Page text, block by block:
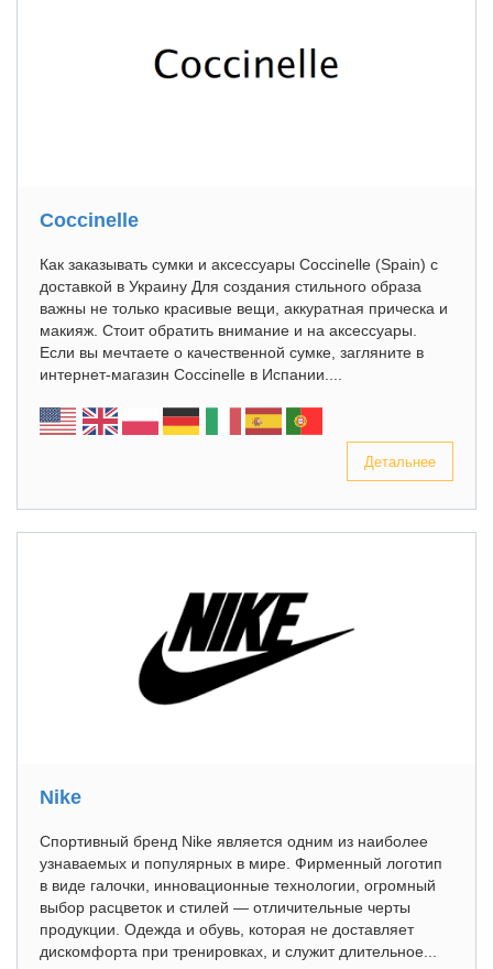
Coccinelle
Как заказывать сумки и аксессуары Coccinelle (Spain) с
доставкой в Украину Для создания стильного образа
важны не только красивые вещи, аккуратная прическа и
макияж. Стоит обратить внимание и на аксессуары.
Если вы мечтаете о качественной сумке, загляните в
интернет-магазин Coccinelle в Испании....
Детальнее
Nike
Спортивный бренд Nike является одним из наиболее
узнаваемых и популярных в мире. Фирменный логотип
в виде галочки, инновационные технологии, огромный
выбор расцветок и стилей — отличительные черты
продукции. Одежда и обувь, которая не доставляет
дискомфорта при тренировках, и служит длительное...